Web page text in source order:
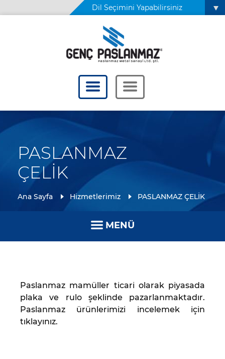
Dil Seçimini Yapabilirsiniz
PASLANMAZ
ÇELİK
Ana Sayfa Hizmetlerimiz PASLANMAZ ÇELİK
MENÜ
Paslanmaz mamüller ticari olarak piyasada
plaka ve rulo şeklinde pazarlanmaktadır.
Paslanmaz ürünlerimizi incelemek için
tıklayınız.